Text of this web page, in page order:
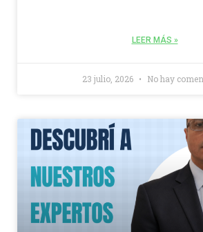
LEER MÁS »
23 julio, 2026 No hay